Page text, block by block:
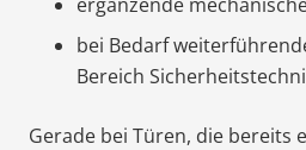
bei Bedarf
Bereich
Gerade bei Türen, die bereits